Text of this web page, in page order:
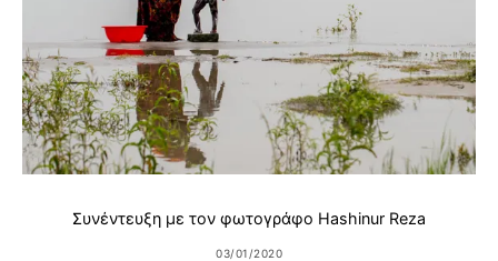
Συνέντευξη με τον φωτογράφο Hashinur Reza
03/01/2020